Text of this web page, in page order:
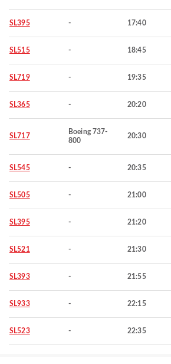
SL395 - 17:40
SL515 - 18:45
SL719 - 19:35
SL365 - 20:20
SL717
Boeing 737-
800
20:30
SL545 - 20:35
SL505 - 21:00
SL395 - 21:20
SL521 - 21:30
SL393 - 21:55
SL933 - 22:15
SL523 - 22:35